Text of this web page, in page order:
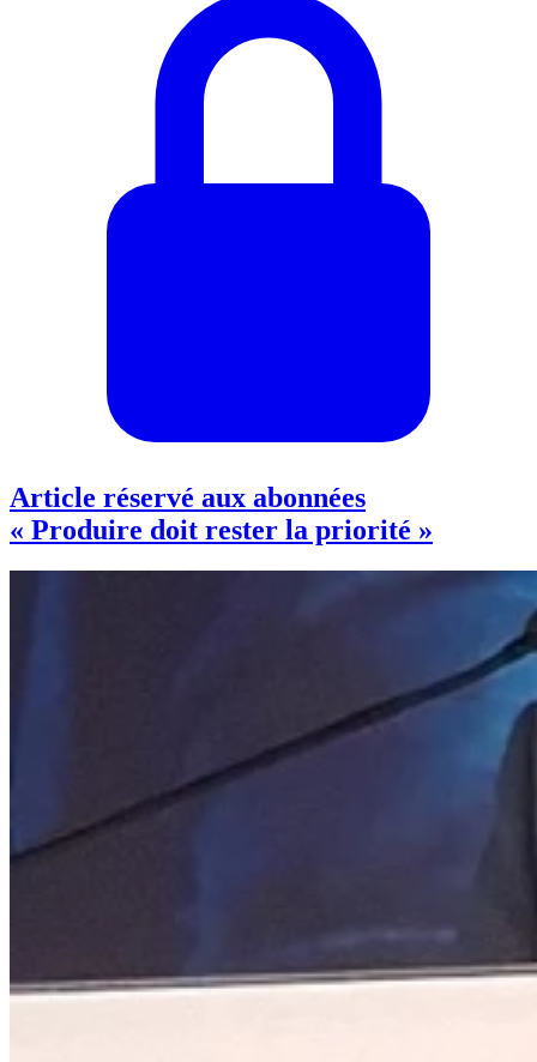
Article réservé aux abonnées
« Produire doit rester la priorité »